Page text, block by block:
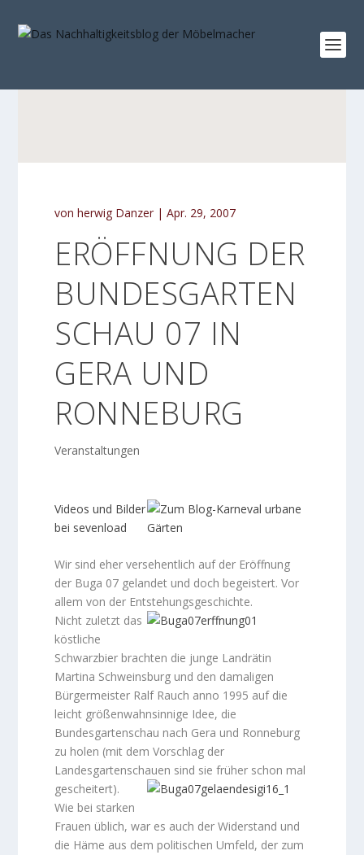
vonherwig Danzer |Apr. 29, 2007
ERÖFFNUNG DER
BUNDESGARTEN
SCHAU 07 IN
GERA UND
RONNEBURG
Veranstaltungen
Videos und Bilder
bei sevenload
Wir sind eher versehentlich auf der Eröffnung
der Buga 07 gelandet und doch begeistert. Vor
allem von der Entstehungsgeschichte.
Nicht zuletzt das
köstliche
Schwarzbier brachten die junge Landrätin
Martina Schweinsburg und den damaligen
Bürgermeister Ralf Rauch anno 1995 auf die
leicht größenwahnsinnige Idee, die
Bundesgartenschau nach Gera und Ronneburg
zu holen (mit dem Vorschlag der
Landesgartenschauen sind sie früher schon mal
gescheitert).
Wie bei starken
Frauen üblich, war es auch der Widerstand und
die Häme aus dem politischen Umfeld, der zum